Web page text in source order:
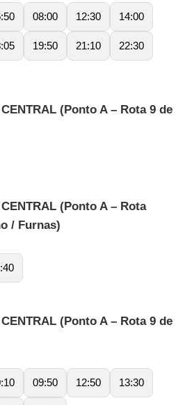
08:00 12:30 14:00
19:50 21:10 22:30
(Ponto A – Rota 9 de
(Ponto A – Rota
/ Furnas)
(Ponto A – Rota 9 de
09:50 12:50 13:30